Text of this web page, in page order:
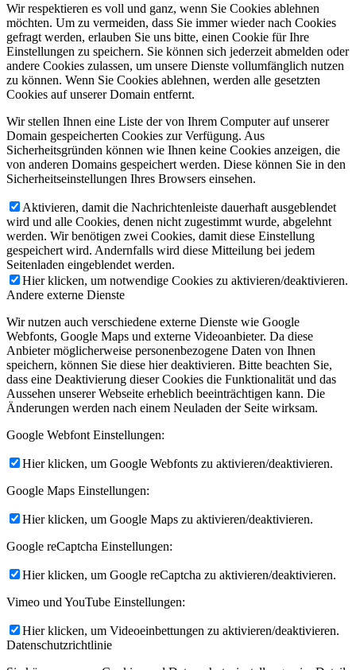
Wir respektieren es voll und ganz, wenn Sie Cookies ablehnen
möchten. Um zu vermeiden, dass Sie immer wieder nach Cookies
gefragt werden, erlauben Sie uns bitte, einen Cookie für Ihre
Einstellungen zu speichern. Sie können sich jederzeit abmelden oder
andere Cookies zulassen, um unsere Dienste vollumfänglich nutzen
zu können. Wenn Sie Cookies ablehnen, werden alle gesetzten
Cookies auf unserer Domain entfernt.
Wir stellen Ihnen eine Liste der von Ihrem Computer auf unserer
Domain gespeicherten Cookies zur Verfügung. Aus
Sicherheitsgründen können wie Ihnen keine Cookies anzeigen, die
von anderen Domains gespeichert werden. Diese können Sie in den
Sicherheitseinstellungen Ihres Browsers einsehen.
Aktivieren, damit die Nachrichtenleiste dauerhaft ausgeblendet
wird und alle Cookies, denen nicht zugestimmt wurde, abgelehnt
werden. Wir benötigen zwei Cookies, damit diese Einstellung
gespeichert wird. Andernfalls wird diese Mitteilung bei jedem
Seitenladen eingeblendet werden.
Hier klicken, um notwendige Cookies zu aktivieren/deaktivieren.
Andere externe Dienste
Wir nutzen auch verschiedene externe Dienste wie Google
Webfonts, Google Maps und externe Videoanbieter. Da diese
Anbieter möglicherweise personenbezogene Daten von Ihnen
speichern, können Sie diese hier deaktivieren. Bitte beachten Sie,
dass eine Deaktivierung dieser Cookies die Funktionalität und das
Aussehen unserer Webseite erheblich beeinträchtigen kann. Die
Änderungen werden nach einem Neuladen der Seite wirksam.
Google Webfont Einstellungen:
Hier klicken, um Google Webfonts zu aktivieren/deaktivieren.
Google Maps Einstellungen:
Hier klicken, um Google Maps zu aktivieren/deaktivieren.
Google reCaptcha Einstellungen:
Hier klicken, um Google reCaptcha zu aktivieren/deaktivieren.
Vimeo und YouTube Einstellungen:
Hier klicken, um Videoeinbettungen zu aktivieren/deaktivieren.
Datenschutzrichtlinie